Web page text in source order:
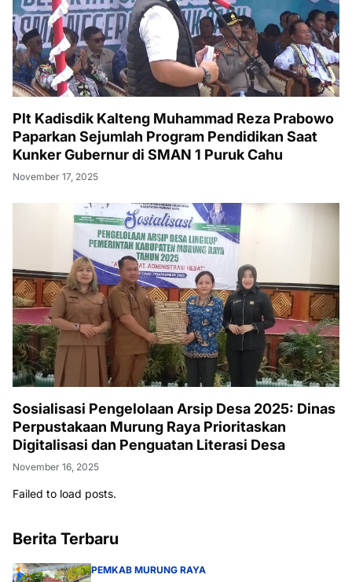
Plt Kadisdik Kalteng Muhammad Reza Prabowo
Paparkan Sejumlah Program Pendidikan Saat
Kunker Gubernur di SMAN 1 Puruk Cahu
November 17, 2025
Sosialisasi Pengelolaan Arsip Desa 2025: Dinas
Perpustakaan Murung Raya Prioritaskan
Digitalisasi dan Penguatan Literasi Desa
November 16, 2025
Failed to load posts.
Berita Terbaru
PEMKAB MURUNG RAYA